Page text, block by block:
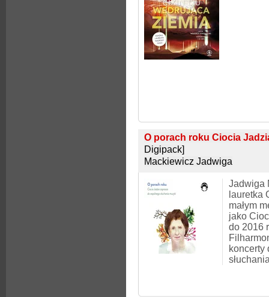
O porach roku Ciocia
Digipack]
Mackiewicz Jadwiga
Jadwiga
lauretka
małym
jako
do 2016
koncerty